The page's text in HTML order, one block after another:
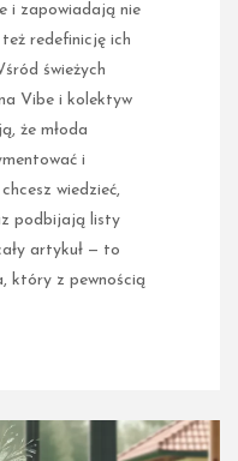
i zapowiadają nie
redefinicję ich
świeżych
Vibe i kolektyw
że młoda
i
wiedzieć,
podbijają listy
artykuł — to
który z pewnością